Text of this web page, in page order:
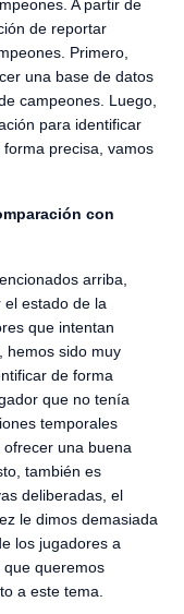
A partir de
de reportar
Primero,
una base de datos
campeones. Luego,
para identificar
precisa, vamos
con
arriba,
estado de la
que intentan
hemos sido muy
de forma
que no tenía
temporales
una buena
también es
deliberadas, el
le dimos demasiada
los jugadores a
queremos
a este tema.